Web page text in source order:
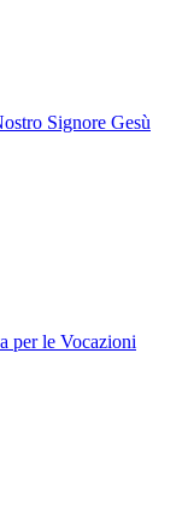
Signore Gesù
per le Vocazioni